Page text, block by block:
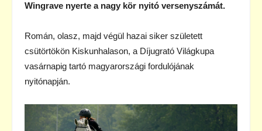
Wingrave nyerte a nagy kör nyitó versenyszámát.
Román, olasz, majd végül hazai siker született
csütörtökön Kiskunhalason, a Díjugrató Világkupa
vasárnapig tartó magyarországi fordulójának
nyitónapján.